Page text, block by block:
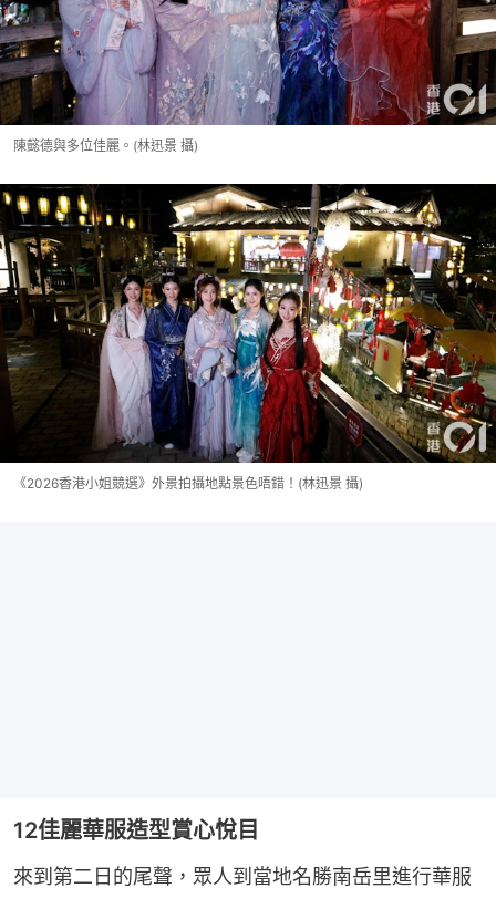
陳懿德與多位佳麗。(林迅景 攝)
《2026香港小姐競選》外景拍攝地點景色唔錯！(林迅景 攝)
12佳麗華服造型賞心悅目
來到第二日的尾聲，眾人到當地名勝南岳里進行華服